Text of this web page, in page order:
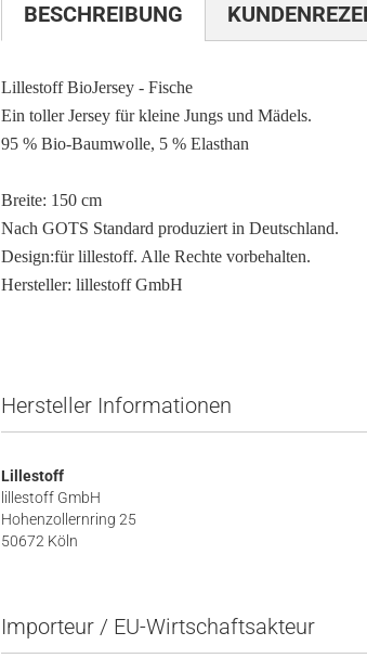
BESCHREIBUNG
Lillestoff BioJersey - Fische
Ein toller Jersey für kleine Jungs und Mädels.
95 % Bio-Baumwolle, 5 % Elasthan
Breite: 150 cm
Nach GOTS Standard produziert in Deutschland.
Design:für lillestoff. Alle Rechte vorbehalten.
Hersteller: lillestoff GmbH
Hersteller Informationen
Lillestoff
lillestoff GmbH
Hohenzollernring 25
50672 Köln
Importeur / EU-Wirtschaftsakteur